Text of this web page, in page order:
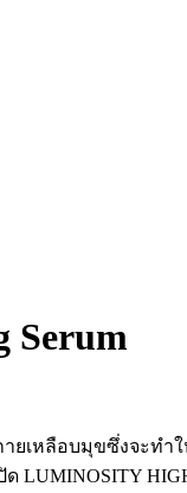
Serum
กายเหลือบมุขซึ่งจ